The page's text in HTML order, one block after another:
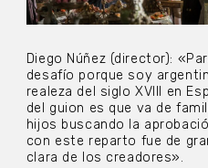
Diego Núñez (director):
desafío porque soy
realeza del siglo XVIII en
del guion es que va de
hijos buscando la
con este reparto fue de
clara de los creadores».